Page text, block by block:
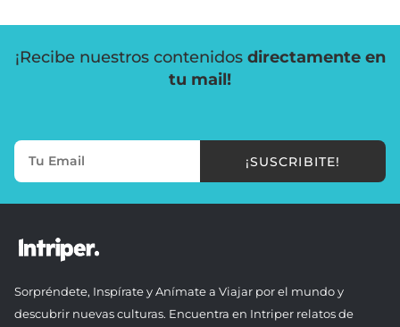
¡Recibe nuestros contenidos directamente en
tu mail!
¡SUSCRIBITE!
Sorpréndete, Inspírate y Anímate a Viajar por el mundo y
descubrir nuevas culturas. Encuentra en Intriper relatos de